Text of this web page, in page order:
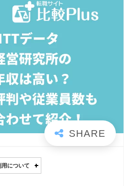
用について